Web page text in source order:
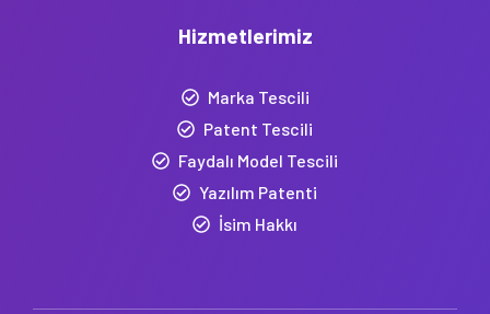
Hizmetlerimiz
Marka Tescili
Patent Tescili
Faydalı Model Tescili
Yazılım Patenti
İsim Hakkı